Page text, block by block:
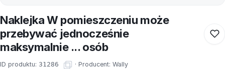
Naklejka W pomieszczeniu może
przebywać jednocześnie
maksymalnie ... osób
ID produktu: 31286 · Producent: Wally